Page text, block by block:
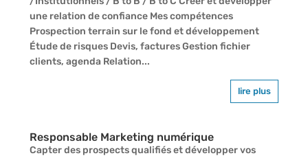
une relation de confiance Mes compétences
Prospection terrain sur le fond et développement
Étude de risques Devis, factures Gestion fichier
clients, agenda Relation...
lire plus
Responsable Marketing numérique
Capter des prospects qualifiés et développer vos